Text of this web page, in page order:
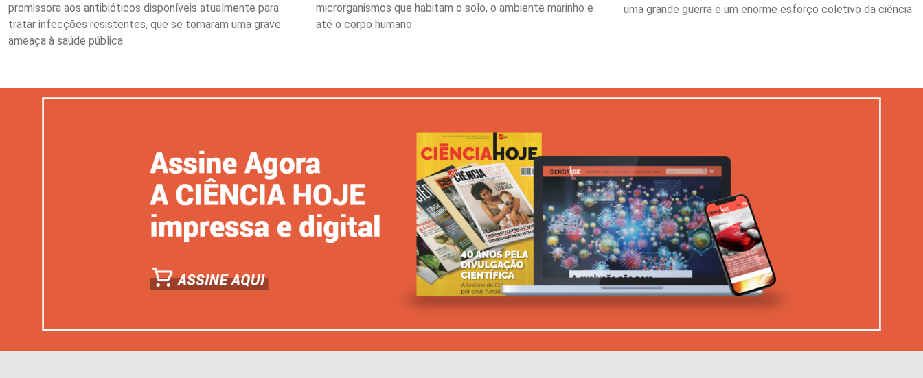
promissora aos antibióticos disponíveis atualmente para
tratar infecções resistentes, que se tornaram uma grave
ameaça à saúde pública
microrganismos que habitam o solo, o ambiente marinho e
até o corpo humano
uma grande guerra e um enorme esforço coletivo da ciência